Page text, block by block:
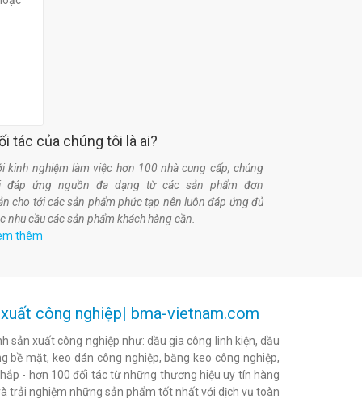
tác của chúng tôi là ai?
kinh nghiệm làm việc hơn 100 nhà cung cấp, chúng
đáp ứng nguồn đa dạng từ các sản phẩm đơn
cho tới các sản phẩm phức tạp nên luôn đáp ứng đủ
nhu cầu các sản phẩm khách hàng cần.
thêm
công nghiệp| bma-vietnam.com
sản xuất công nghiệp như: dầu gia công linh kiện, dầu
mặt, keo dán công nghiệp, băng keo công nghiệp,
- hơn 100 đối tác từ những thương hiệu uy tín hàng
trải nghiệm những sản phẩm tốt nhất với dịch vụ toàn